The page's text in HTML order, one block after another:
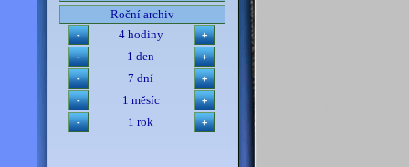
Roční archiv
4 hodiny
1 den
7 dní
1 měsíc
1 rok